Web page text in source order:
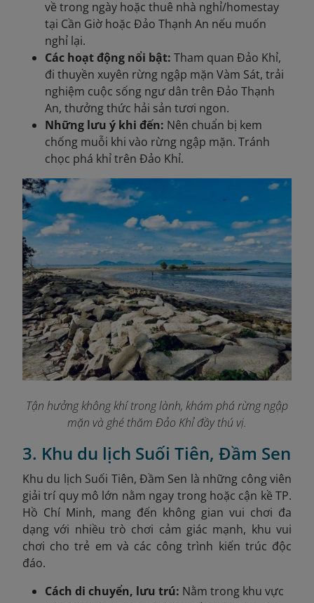
về trong ngày hoặc thuê nhà nghỉ/homestay
tại Cần Giờ hoặc Đảo Thạnh An nếu muốn
nghỉ lại.
Các hoạt động nổi bật: Tham quan Đảo Khỉ,
đi thuyền xuyên rừng ngập mặn Vàm Sát, trải
nghiệm cuộc sống ngư dân trên Đảo Thạnh
An, thưởng thức hải sản tươi ngon.
Những lưu ý khi đến: Nên chuẩn bị kem
chống muỗi khi vào rừng ngập mặn. Tránh
chọc phá khỉ trên Đảo Khỉ.
Tận hưởng không khí trong lành, khám phá rừng ngập
mặn và ghé thăm Đảo Khỉ đầy thú vị.
3. Khu du lịch Suối Tiên, Đầm Sen
Khu du lịch Suối Tiên, Đầm Sen là những công viên
giải trí quy mô lớn nằm ngay trong hoặc cận kề TP.
Hồ Chí Minh, mang đến không gian vui chơi đa
dạng với nhiều trò chơi cảm giác mạnh, khu vui
chơi cho trẻ em và các công trình kiến trúc độc
đáo.
Cách di chuyển, lưu trú: Nằm trong khu vực